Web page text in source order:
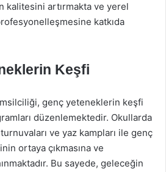
kalitesini artırmakta ve yerel
katkıda
Keşfi
genç yeteneklerin keşfi
düzenlemektedir. Okullarda
ve yaz kampları ile genç
ortaya çıkmasına ve
Bu sayede, geleceğin